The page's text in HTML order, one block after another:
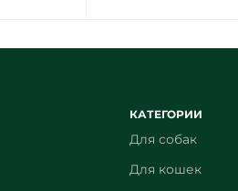
КАТЕГОРИИ
Для собак
Для кошек